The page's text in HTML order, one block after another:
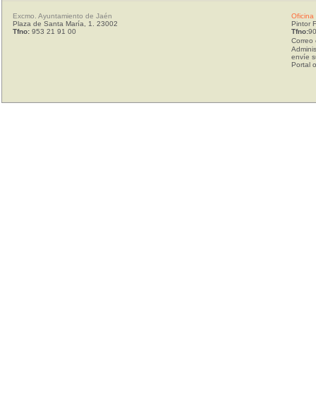
Excmo. Ayuntamiento de Jaén
Plaza de Santa María, 1. 23002
Tfno: 953 21 91 00
Oficina
Pintor
Tfno:
Correo
envíe
Portal